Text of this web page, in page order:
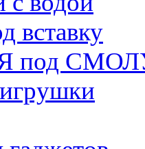
под